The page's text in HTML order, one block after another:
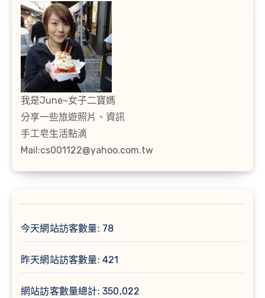
我是June~女子二寶媽
分享一些旅遊照片、資訊
手工皂生活點滴
Mail:cs001122@yahoo.com.tw
今天網站訪客數量: 78
昨天網站訪客數量: 421
網站訪客數量總計: 350,022